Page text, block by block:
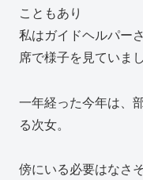
こともあり
私はガイドヘルパー
席で様子を見ていまし
一年経った今年は、
る次女。
傍にいる必要はなさ